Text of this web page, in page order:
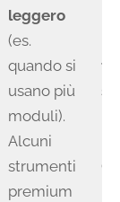
leggero
(es.
quando si
usano più
moduli).
Alcuni
strumenti
premium